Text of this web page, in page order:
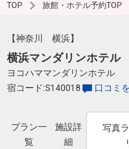
TOP 旅館・ホテル予約TOP
【神奈川 横浜】
横浜マンダリンホテル
ヨコハママンダリンホテル
宿コード:S140018
口コミ
プラン一
覧
施設詳
細
写真